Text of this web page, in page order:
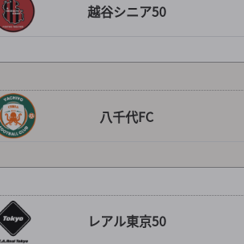
越谷シニア50
八千代FC
レアル東京50